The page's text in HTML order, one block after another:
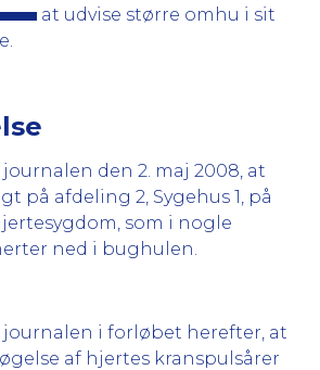
at udvise større omhu i sit
den 2. maj 2008, at
på afdeling 2, Sygehus 1, på
som i nogle
ned i bughulen.
i forløbet herefter, at
af hjertes kranspulsårer